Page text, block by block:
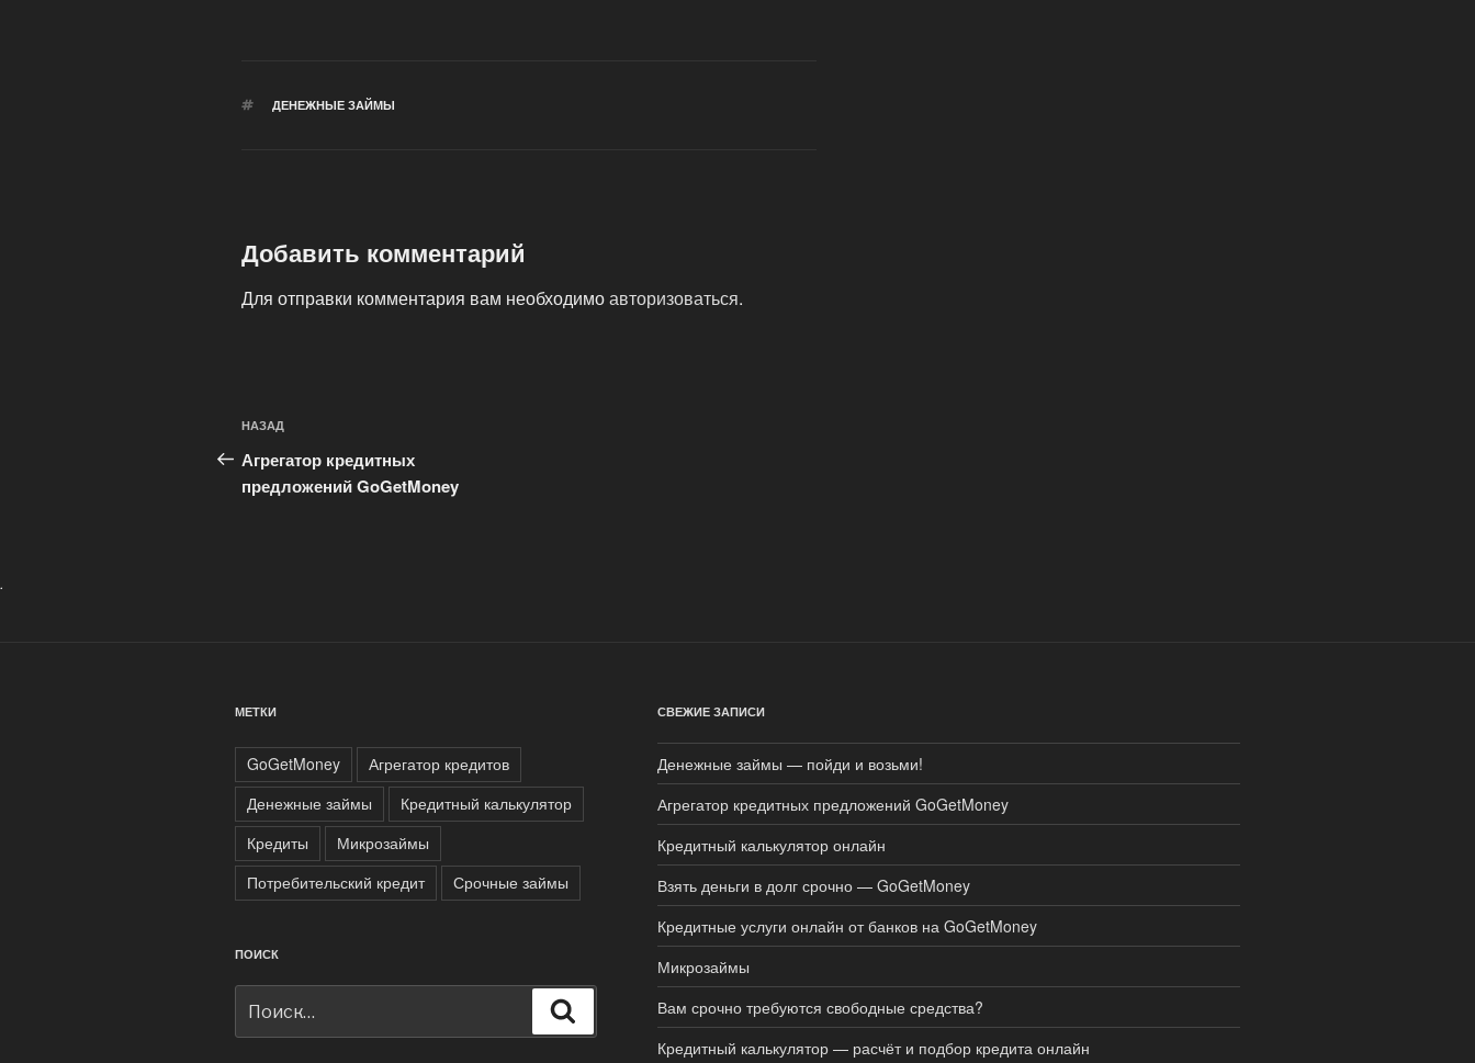
МЕТКИ
ДЕНЕЖНЫЕ ЗАЙМЫ
Добавить комментарий
Для отправки комментария вам необходимоавторизоваться.
Навигация
по
записям
Предыдущая
запись:
НАЗАД
Агрегатор кредитных
предложений GoGetMoney
.
МЕТКИ
GoGetMoney
Агрегатор кредитов
Денежные займы
Кредитный калькулятор
Кредиты
Микрозаймы
Потребительский кредит
Срочные займы
ПОИСК
СВЕЖИЕ ЗАПИСИ
Денежные займы — пойди и возьми!
Агрегатор кредитных предложений GoGetMoney
Кредитный калькулятор онлайн
Взять деньги в долг срочно — GoGetMoney
Кредитные услуги онлайн от банков на GoGetMoney
Микрозаймы
Вам срочно требуются свободные средства?
Кредитный калькулятор — расчёт и подбор кредита онлайн